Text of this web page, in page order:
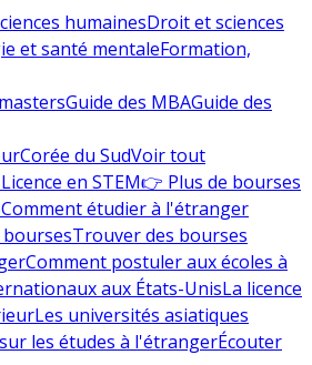
humainesDroit et sciences
et santé mentaleFormation,
Guide des MBAGuide des
Corée du SudVoir tout
en STEM👉 Plus de bourses
Comment étudier à l'étranger
Trouver des bourses
Comment postuler aux écoles à
aux États-UnisLa licence
Les universités asiatiques
les études à l'étrangerÉcouter